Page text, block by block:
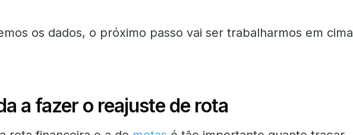
os dados, o próximo passo vai ser trabalharmos em cima
a fazer o reajuste de rota